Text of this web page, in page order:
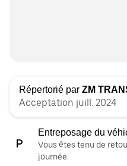
Répertorié par ZM
Acceptation juill. 2024
Entreposage du
Vous êtes tenu de
journée.